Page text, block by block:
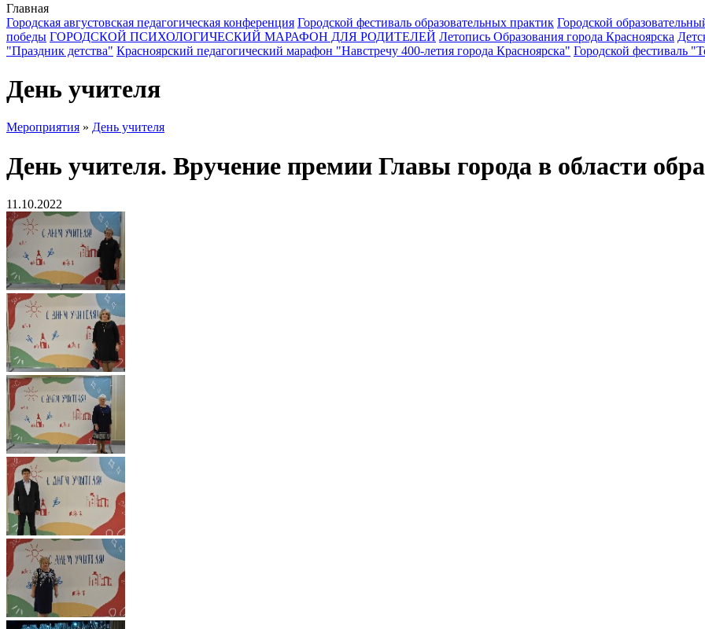
Главная
Городская августовская педагогическая конференция Городской фестиваль образовательных практик Городской
победы ГОРОДСКОЙ ПСИХОЛОГИЧЕСКИЙ МАРАФОН ДЛЯ РОДИТЕЛЕЙ Летопись Образования города Красноярска
"Праздник детства" Красноярский педагогический марафон "Навстречу 400-летия города Красноярска" Городской фестиваль
День учителя
Мероприятия » День учителя
День учителя. Вручение премии Главы города в области
11.10.2022